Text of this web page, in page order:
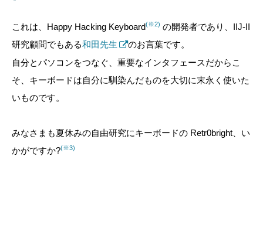
これは、Happy Hacking Keyboard(※2) の開発者であり、IIJ-II
研究顧問でもある和田先生
のお言葉です。
自分とパソコンをつなぐ、重要なインタフェースだからこ
そ、キーボードは自分に馴染んだものを大切に末永く使いた
いものです。
みなさまも夏休みの自由研究にキーボードの Retr0bright、い
かがですか?(※3)